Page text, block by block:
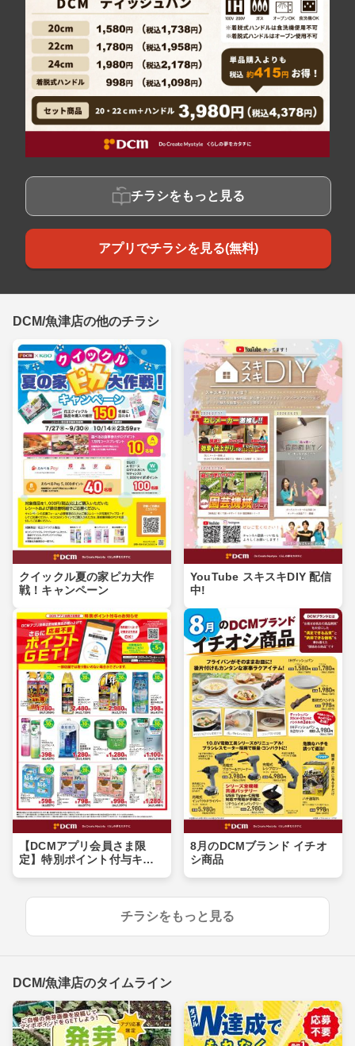
チラシをもっと見る
アプリでチラシを見る(無料)
DCM/魚津店の他のチラシ
クイックル夏の家ピカ大作
戦！キャンペーン
YouTube スキスキDIY 配信
中!
【DCMアプリ会員さま限
定】特別ポイント付与キャ
8月のDCMブランド イチオ
シ商品
チラシをもっと見る
DCM/魚津店のタイムライン